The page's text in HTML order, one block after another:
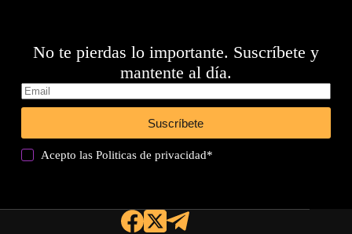
No te pierdas lo importante. Suscríbete y
mantente al día.
Suscríbete
Acepto lasPoliticas de privacidad*